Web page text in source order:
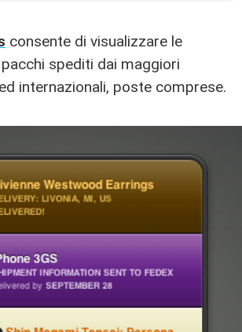
consente di visualizzare le
spediti dai maggiori
internazionali, poste comprese.